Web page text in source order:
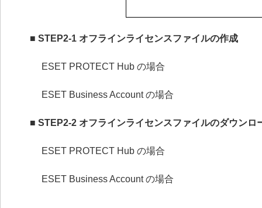
■ STEP2-1 オフラインライセンスファイルの作成
ESET PROTECT Hub の場合
ESET Business Account の場合
■ STEP2-2 オフラインライセンスファイルのダウンロ
ESET PROTECT Hub の場合
ESET Business Account の場合